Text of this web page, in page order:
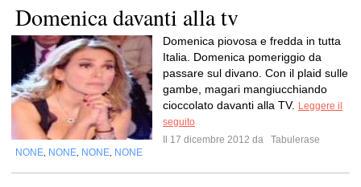
Domenica davanti alla tv
Domenica piovosa e fredda in tutta
Italia. Domenica pomeriggio da
passare sul divano. Con il plaid sulle
gambe, magari mangiucchiando
cioccolato davanti alla TV. Leggere il
seguito
Il 17 dicembre 2012 da
Tabulerase
NONE NONE NONE NONE